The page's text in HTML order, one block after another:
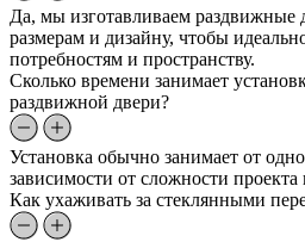
Да, мы изготавливаем
размерам и дизайну, чтобы
потребностям и пространству.
Сколько времени занимает
раздвижной двери?
Установка обычно занимает от
зависимости от сложности
Как ухаживать за стеклянными